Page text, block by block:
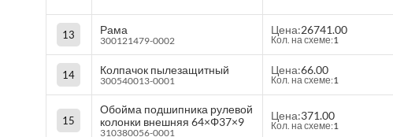
13 Рама
300121479-0002
Цена:26741.00
Кол. на схеме:1
14 Колпачок пылезащитный
300540013-0001
Цена:66.00
Кол. на схеме:1
15
Обойма подшипника рулевой
колонки внешняя 64×Φ37×9
310380056-0001
Цена:371.00
Кол. на схеме:1